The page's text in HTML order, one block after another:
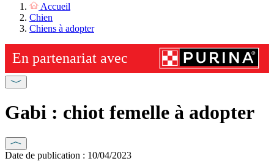
Accueil
Chien
Chiens à adopter
Gabi : chiot femelle à adopter
Date de publication : 10/04/2023